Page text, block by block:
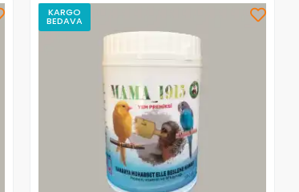
KARGO
BEDAVA